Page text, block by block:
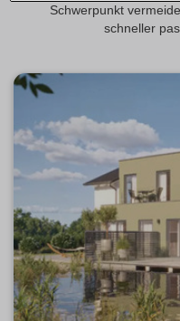
Schwerpunkt
schneller